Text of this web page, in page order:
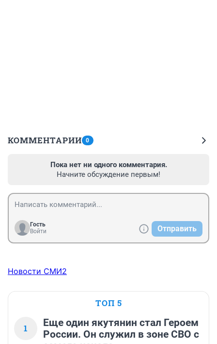
КОММЕНТАРИИ 0
Пока нет ни одного комментария.
Начните обсуждение первым!
Гость
Войти
Отправить
Новости СМИ2
ТОП 5
1
Еще один якутянин стал Героем
России. Он служил в зоне СВО с